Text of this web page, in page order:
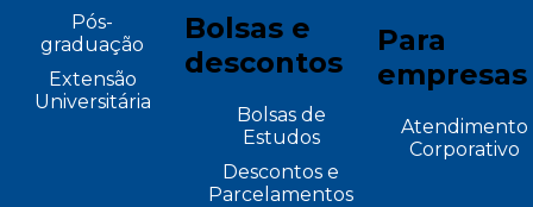
Pós-
graduação
Extensão
Universitária
Bolsas e
descontos
Bolsas de
Estudos
Descontos e
Parcelamentos
Para
empresas
Atendimento
Corporativo